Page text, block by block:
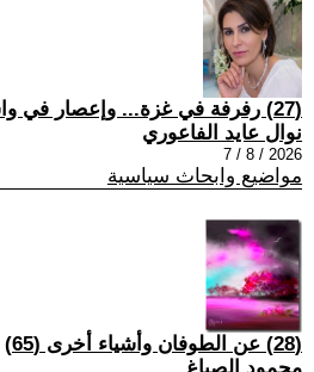
(27) رفرفة في غزة... وإعصار في واشنطن
نوال عايد الفاعوري
2026 / 8 / 7
مواضيع وابحاث سياسية
(28) عن الطوفان وأشياء أخرى (65)